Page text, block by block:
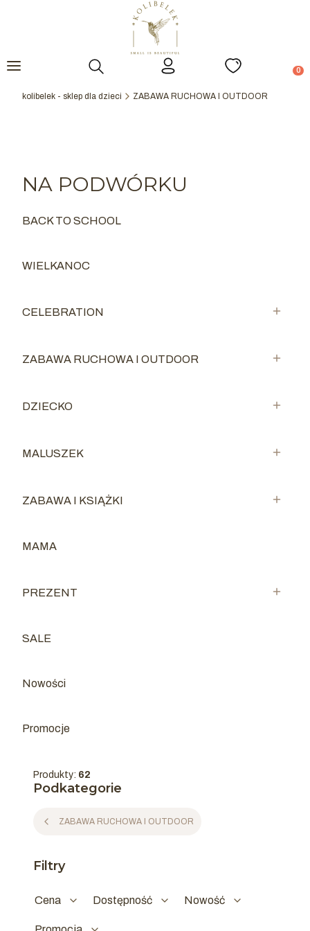
Otwórz wyszukiwarkę
kolibelek - sklep dla dzieci ZABAWA RUCHOWA I OUTDOOR
NA PODWÓRKU
Kategoria - BACK TO SCHOOL
BACK TO SCHOOL
Kategoria - WIELKANOC
WIELKANOC
Kategoria - CELEBRATION
CELEBRATION
Kategoria - ZABAWA RUCHOWA I OUTDOOR
ZABAWA RUCHOWA I OUTDOOR
Kategoria - DZIECKO
DZIECKO
Kategoria - MALUSZEK
MALUSZEK
Kategoria - ZABAWA I KSIĄŻKI
ZABAWA I KSIĄŻKI
Kategoria - MAMA
MAMA
Kategoria - PREZENT
PREZENT
Kategoria - SALE
SALE
Nowości
Promocje
Produkty: 62
Podkategorie
ZABAWA RUCHOWA I OUTDOOR
Filtry
Cena Dostępność Nowość